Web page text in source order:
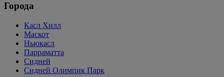
Города
Касл Хилл
Маскот
Ньюкасл
Парраматта
Сидней
Сидней Олимпик Парк